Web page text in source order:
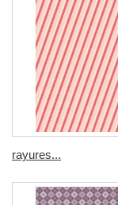
rayures...